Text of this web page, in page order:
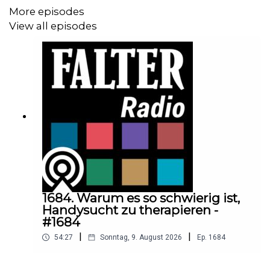
More episodes
View all episodes
1684. Warum es so schwierig ist,
Handysucht zu therapieren -
#1684
54:27 Sonntag, 9. August 2026 Ep. 1684